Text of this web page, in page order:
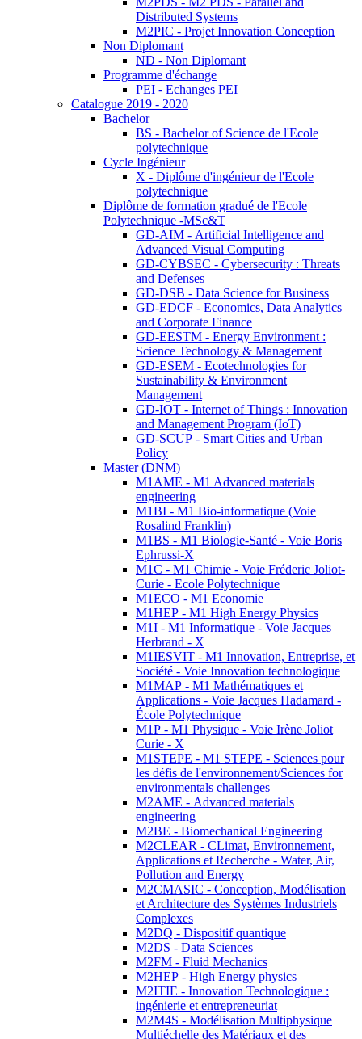
Distributed Systems
M2PIC - Projet Innovation Conception
Non Diplomant
ND - Non Diplomant
Programme d'échange
PEI - Echanges PEI
Catalogue 2019 - 2020
Bachelor
BS - Bachelor of Science de l'Ecole
polytechnique
Cycle Ingénieur
X - Diplôme d'ingénieur de l'Ecole
polytechnique
Diplôme de formation gradué de l'Ecole
Polytechnique -MSc&T
GD-AIM - Artificial Intelligence and
Advanced Visual Computing
GD-CYBSEC - Cybersecurity : Threats
and Defenses
GD-DSB - Data Science for Business
GD-EDCF - Economics, Data Analytics
and Corporate Finance
GD-EESTM - Energy Environment :
Science Technology & Management
GD-ESEM - Ecotechnologies for
Sustainability & Environment
Management
GD-IOT - Internet of Things : Innovation
and Management Program (IoT)
GD-SCUP - Smart Cities and Urban
Policy
Master (DNM)
M1AME - M1 Advanced materials
engineering
M1BI - M1 Bio-informatique (Voie
Rosalind Franklin)
M1BS - M1 Biologie-Santé - Voie Boris
Ephrussi-X
M1C - M1 Chimie - Voie Fréderic Joliot-
Curie - Ecole Polytechnique
M1ECO - M1 Economie
M1HEP - M1 High Energy Physics
M1I - M1 Informatique - Voie Jacques
Herbrand - X
M1IESVIT - M1 Innovation, Entreprise, et
Société - Voie Innovation technologique
M1MAP - M1 Mathématiques et
Applications - Voie Jacques Hadamard -
École Polytechnique
M1P - M1 Physique - Voie Irène Joliot
Curie - X
M1STEPE - M1 STEPE - Sciences pour
les défis de l'environnement/Sciences for
environmentals challenges
M2AME - Advanced materials
engineering
M2BE - Biomechanical Engineering
M2CLEAR - CLimat, Environnement,
Applications et Recherche - Water, Air,
Pollution and Energy
M2CMASIC - Conception, Modélisation
et Architecture des Systèmes Industriels
Complexes
M2DQ - Dispositif quantique
M2DS - Data Sciences
M2FM - Fluid Mechanics
M2HEP - High Energy physics
M2ITIE - Innovation Technologique :
ingénierie et entrepreneuriat
M2M4S - Modélisation Multiphysique
Multiéchelle des Matériaux et des